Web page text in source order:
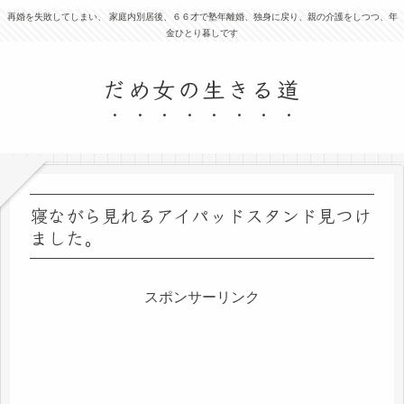
再婚を失敗してしまい、 家庭内別居後、６６才で塾年離婚、独身に戻り、親の介護をしつつ、年
金ひとり暮しです
だめ女の生きる道
寝ながら見れるアイパッドスタンド見つけ
ました。
スポンサーリンク